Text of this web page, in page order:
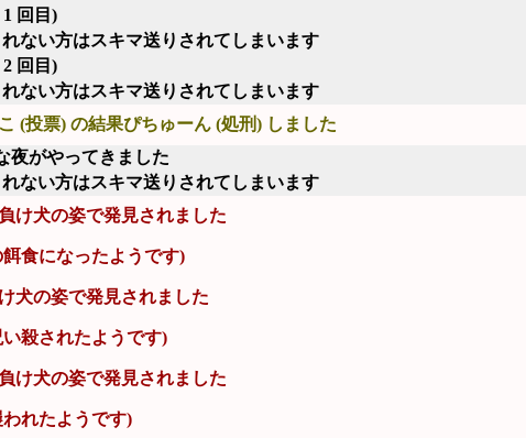
回目)
ない方はスキマ送りされてしまいます
回目)
ない方はスキマ送りされてしまいます
(投票) の結果ぴちゅーん (処刑) しました
夜がやってきました
ない方はスキマ送りされてしまいます
け犬の姿で発見されました
食になったようです)
犬の姿で発見されました
殺されたようです)
け犬の姿で発見されました
れたようです)